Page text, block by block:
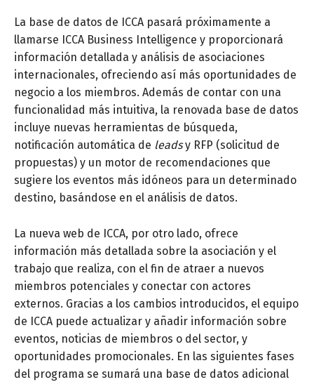
La base de datos de ICCA pasará próximamente a
llamarse ICCA Business Intelligence y proporcionará
información detallada y análisis de asociaciones
internacionales, ofreciendo así más oportunidades de
negocio a los miembros. Además de contar con una
funcionalidad más intuitiva, la renovada base de datos
incluye nuevas herramientas de búsqueda,
notificación automática de leadsy RFP (solicitud de
propuestas) y un motor de recomendaciones que
sugiere los eventos más idóneos para un determinado
destino, basándose en el análisis de datos.
La nueva web de ICCA, por otro lado, ofrece
información más detallada sobre la asociación y el
trabajo que realiza, con el fin de atraer a nuevos
miembros potenciales y conectar con actores
externos. Gracias a los cambios introducidos, el equipo
de ICCA puede actualizar y añadir información sobre
eventos, noticias de miembros o del sector, y
oportunidades promocionales. En las siguientes fases
del programa se sumará una base de datos adicional